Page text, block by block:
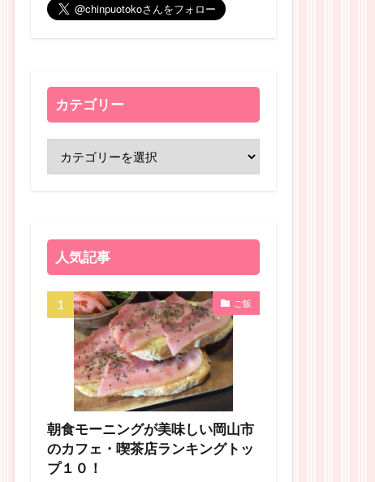
カテゴリー
人気記事
ご飯
朝食モーニングが美味しい岡山市
のカフェ・喫茶店ランキングトッ
プ１０！